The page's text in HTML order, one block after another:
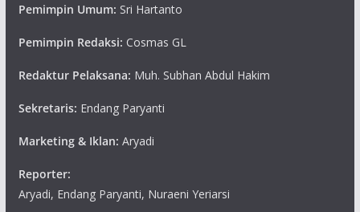
Pemimpin Umum: Sri Hartanto
Pemimpin Redaksi: Cosmas GL
Redaktur Pelaksana: Muh. Subhan Abdul Hakim
Sekretaris: Endang Paryanti
Marketing & Iklan: Aryadi
Reporter:
Aryadi, Endang Paryanti, Nuraeni Yeriarsi